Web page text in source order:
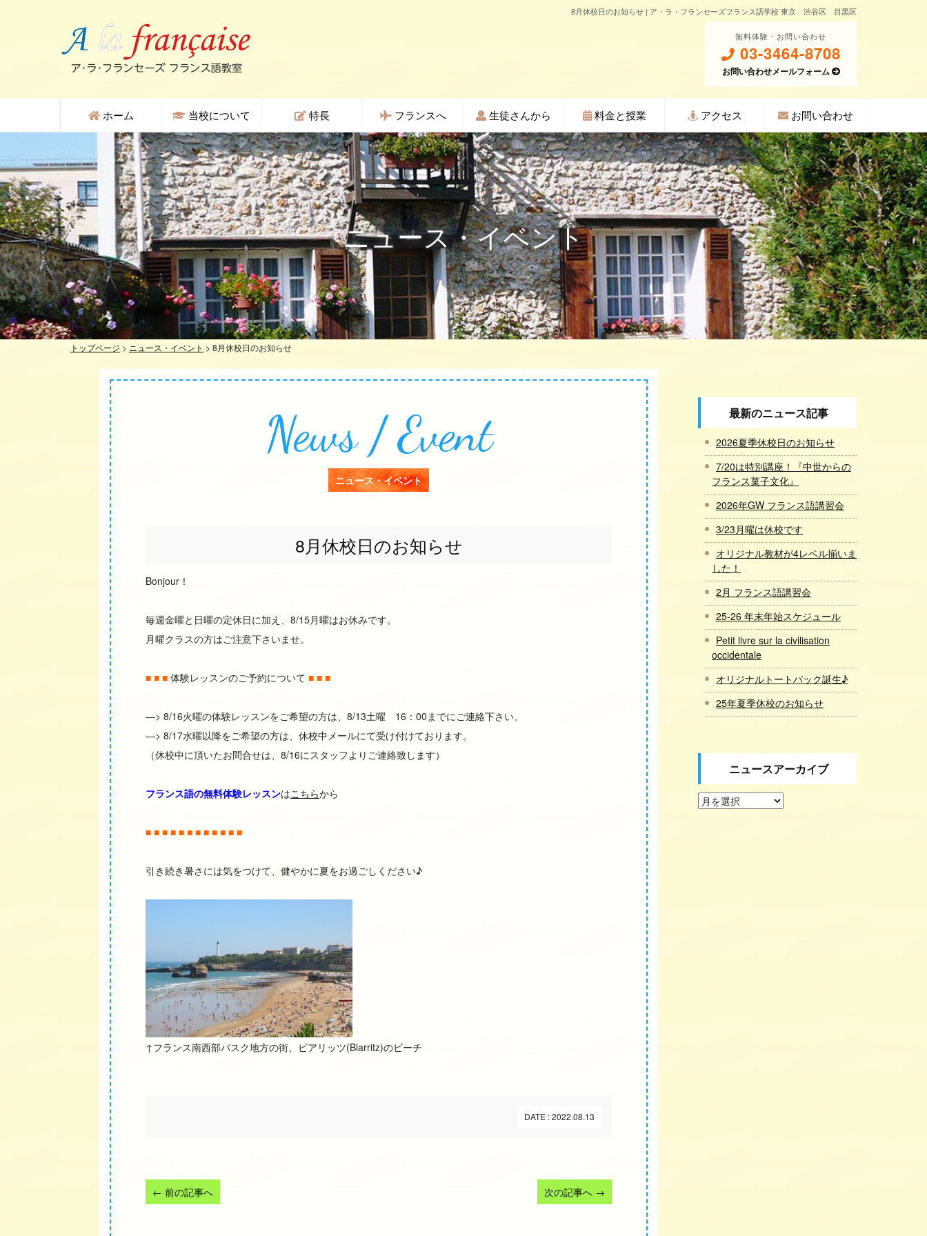
8月休校日のお知らせ | ア・ラ・フランセーズフランス語学校 東京 渋谷区 目黒区
無料体験・お問い合わせ
03-3464-8708
お問い合わせメールフォーム
ホーム 当校について 特長 フランスへ 生徒さんから 料金と授業 アクセス お問い合わせ
ニュース・イベント
トップページ > ニュース・イベント > 8月休校日のお知らせ
News / Event
ニュース・イベント
8月休校日のお知らせ
Bonjour！
毎週金曜と日曜の定休日に加え、8/15月曜はお休みです。
月曜クラスの方はご注意下さいませ。
■ ■ ■ 体験レッスンのご予約について ■ ■ ■
—> 8/16火曜の体験レッスンをご希望の方は、8/13土曜 16：00までにご連絡下さい。
—> 8/17水曜以降をご希望の方は、休校中メールにて受け付けております。
（休校中に頂いたお問合せは、8/16にスタッフよりご連絡致します）
フランス語の無料体験レッスンはこちらから
■ ■ ■ ■ ■ ■ ■ ■ ■ ■ ■ ■
引き続き暑さには気をつけて、健やかに夏をお過ごしください♪
↑フランス南西部バスク地方の街、ビアリッツ(Biarritz)のビーチ
DATE : 2022.08.13
← 前の記事へ 次の記事へ →
最新のニュース記事
2026夏季休校日のお知らせ
7/20は特別講座！『中世からの
フランス菓子文化』
2026年GW フランス語講習会
3/23月曜は休校です
オリジナル教材が4レベル揃いま
した！
2月 フランス語講習会
25-26 年末年始スケジュール
Petit livre sur la civilisation
occidentale
オリジナルトートバック誕生♪
25年夏季休校のお知らせ
ニュースアーカイブ